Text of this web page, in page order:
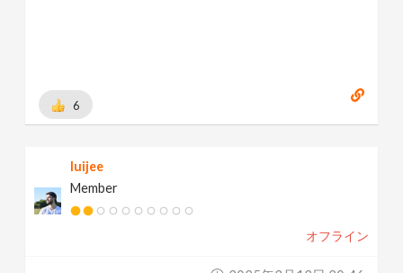
6
luijee
Member
オフライン